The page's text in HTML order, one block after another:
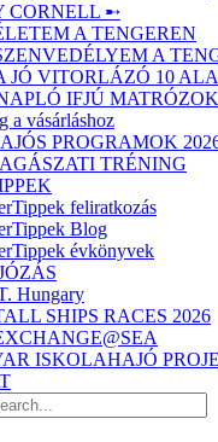
CORNELL ➸
A TENGEREN
A
JÓ VITORLÁZÓ 10
IFJÚ
a vásárláshoz
PROGRAMOK
TRÉNING
feliratkozás
Blog
évkönyvek
Hungary
SHIPS RACES 2026
ISKOLAHAJÓ